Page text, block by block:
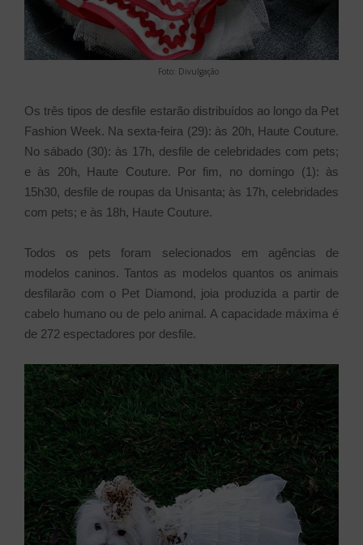
Foto: Divulgação
Os três tipos de desfile estarão distribuídos ao longo da Pet
Fashion Week. Na sexta-feira (29): às 20h, Haute Couture.
No sábado (30): às 17h, desfile de celebridades com pets;
e às 20h, Haute Couture. Por fim, no domingo (1): às
15h30, desfile de roupas da Unisanta; às 17h, celebridades
com pets; e às 18h, Haute Couture.
Todos os pets foram selecionados em agências de
modelos caninos. Tantos as modelos quantos os animais
desfilarão com o Pet Diamond, joia produzida a partir de
cabelo humano ou de pelo animal. A capacidade máxima é
de 272 espectadores por desfile.